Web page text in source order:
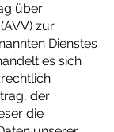
über
zur
Dienstes
es sich
der
die